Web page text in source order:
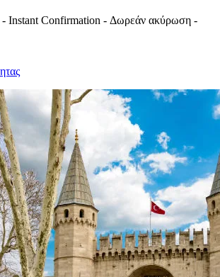
- Instant Confirmation - Δωρεάν ακύρωση -